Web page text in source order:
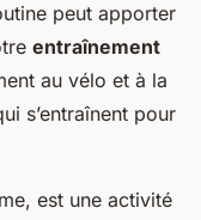
peut apporter
entraînement
au vélo et à la
s’entraînent pour
est une activité